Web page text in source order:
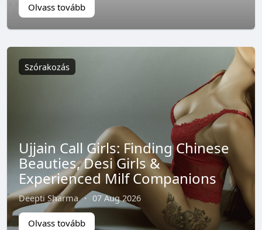
Olvass tovább
Szórakozás
Ujjain Call Girls: Finding Chinese
Beauties, Desi Girls &
Experienced Milf Companions
Deepti Sharma · 07 Aug 2026
Olvass tovább